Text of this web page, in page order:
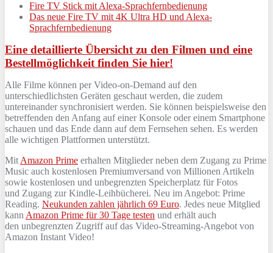
Fire TV Stick mit Alexa-Sprachfernbedienung
Das neue Fire TV mit 4K Ultra HD und Alexa-
Sprachfernbedienung
Eine detaillierte Übersicht zu den Filmen und eine
Bestellmöglichkeit finden Sie hier!
Alle Filme können per Video-on-Demand auf den
unterschiedlichsten Geräten geschaut werden, die zudem
untereinander synchronisiert werden. Sie können beispielsweise den
betreffenden den Anfang auf einer Konsole oder einem Smartphone
schauen und das Ende dann auf dem Fernsehen sehen. Es werden
alle wichtigen Plattformen unterstützt.
Mit Amazon Prime erhalten Mitglieder neben dem Zugang zu Prime
Music auch kostenlosen Premiumversand von Millionen Artikeln
sowie kostenlosen und unbegrenzten Speicherplatz für Fotos
und Zugang zur Kindle-Leihbücherei. Neu im Angebot: Prime
Reading. Neukunden zahlen jährlich 69 Euro. Jedes neue Mitglied
kann Amazon Prime für 30 Tage testen und erhält auch
den unbegrenzten Zugriff auf das Video-Streaming-Angebot von
Amazon Instant Video!